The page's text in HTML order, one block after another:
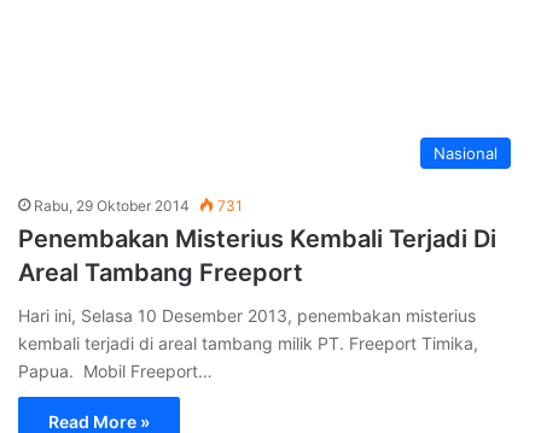
Nasional
Rabu, 29 Oktober 2014 731
Penembakan Misterius Kembali Terjadi Di
Areal Tambang Freeport
Hari ini, Selasa 10 Desember 2013, penembakan misterius
kembali terjadi di areal tambang milik PT. Freeport Timika,
Papua. Mobil Freeport…
Read More »